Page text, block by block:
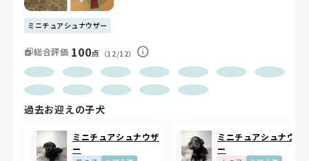
ミニチュアシュナウザー
総合評価 100点 （12/12）
過去お迎えの子犬
ミニチュアシュナウザ
ー
ミニチュアシュナウザ
ー